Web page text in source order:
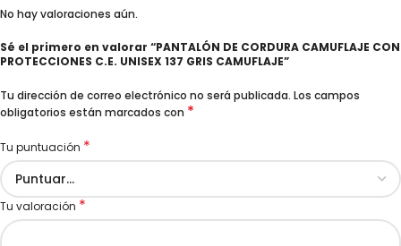
No hay valoraciones aún.
Sé el primero en valorar “PANTALÓN DE CORDURA CAMUFLAJE CON
PROTECCIONES C.E. UNISEX 137 GRIS CAMUFLAJE”
Tu dirección de correo electrónico no será publicada. Los campos
obligatorios están marcados con *
Tu puntuación *
Tu valoración *